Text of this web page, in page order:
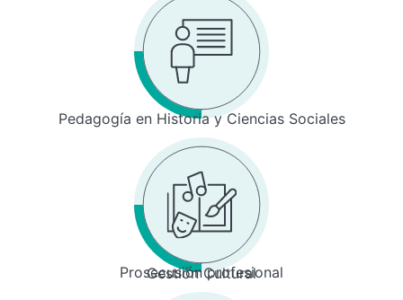
Pedagogía en Historia y Ciencias Sociales
Prosecusión profesional
Gestión Cultural